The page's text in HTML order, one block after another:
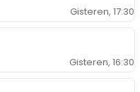
Gisteren, 17:30
Gisteren, 16:30